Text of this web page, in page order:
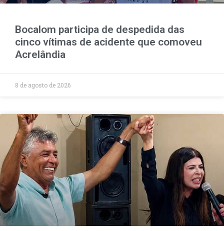
Bocalom participa de despedida das
cinco vítimas de acidente que comoveu
Acrelândia
8 de agosto de 2026